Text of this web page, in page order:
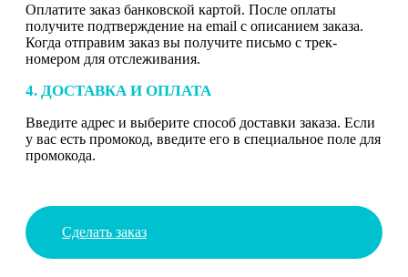
Оплатите заказ банковской картой. После оплаты
получите подтверждение на email с описанием заказа.
Когда отправим заказ вы получите письмо с трек-
номером для отслеживания.
4. ДОСТАВКА И ОПЛАТА
Введите адрес и выберите способ доставки заказа. Если
у вас есть промокод, введите его в специальное поле для
промокода.
Сделать заказ